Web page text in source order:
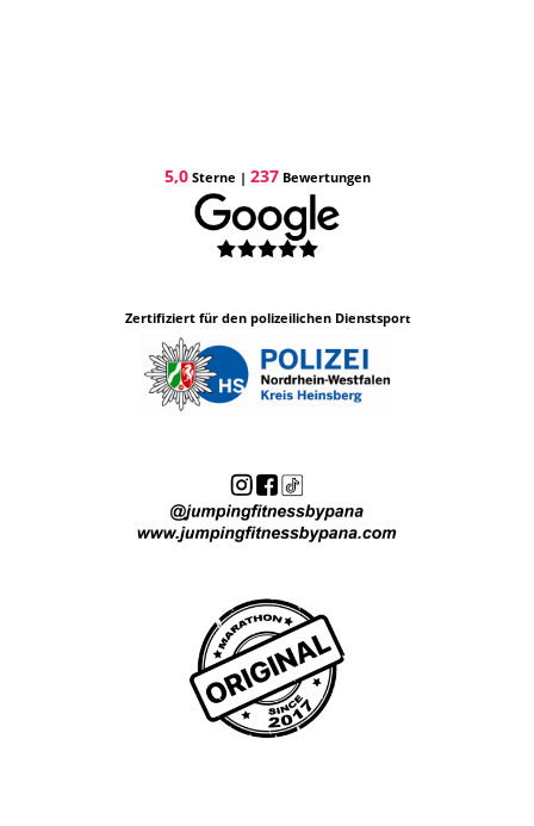
5,0Sterne | 237Bewertungen
Zertifiziert für den polizeilichen Dienstsport